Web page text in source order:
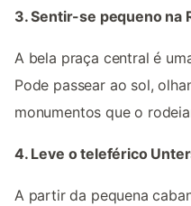
3. Sentir-se pequeno na
A bela praça central é
Pode passear ao sol,
monumentos que o
4. Leve o teleférico
A partir da pequena